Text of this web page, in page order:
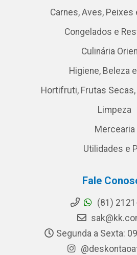
Carnes, Aves, Peixes
Congelados e
Culinária
Higiene, Beleza
Hortifruti, Frutas
Limpeza
Mercearia
Utilidades e
Fale
(81)
Segunda a Sexta: